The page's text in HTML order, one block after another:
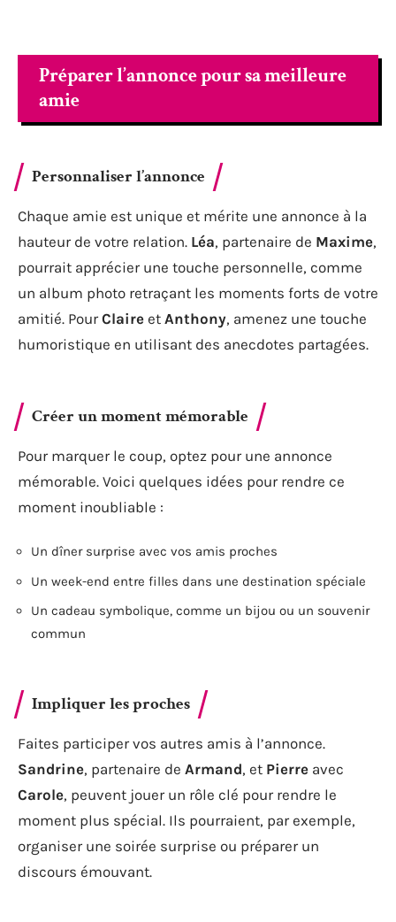
Préparer l’annonce pour sa meilleure
amie
Personnaliser l’annonce
Chaque amie est unique et mérite une annonce à la
hauteur de votre relation. Léa, partenaire de Maxime,
pourrait apprécier une touche personnelle, comme
un album photo retraçant les moments forts de votre
amitié. PourClaire et Anthony, amenez une touche
humoristique en utilisant des anecdotes partagées.
Créer un moment mémorable
Pour marquer le coup, optez pour une annonce
mémorable. Voici quelques idées pour rendre ce
moment inoubliable :
Un dîner surprise avec vos amis proches
Un week-end entre filles dans une destination spéciale
Un cadeau symbolique, comme un bijou ou un souvenir
commun
Impliquer les proches
Faites participer vos autres amis à l’annonce.
Sandrine, partenaire de Armand, et Pierre avec
Carole, peuvent jouer un rôle clé pour rendre le
moment plus spécial. Ils pourraient, par exemple,
organiser une soirée surprise ou préparer un
discours émouvant.